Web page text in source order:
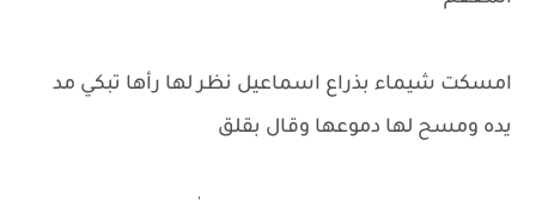
امسكت شيماء بذراع اسماعيل نظر لها رأها تبكي مد
يده ومسح لها دموعها وقال بقلق